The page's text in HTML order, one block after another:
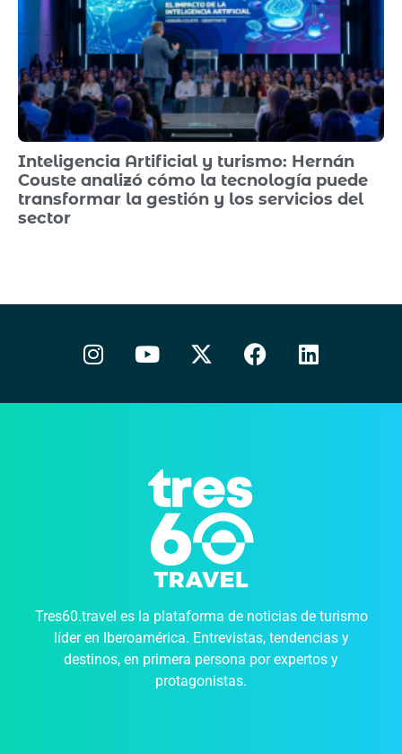
Inteligencia Artificial y turismo: Hernán
Couste analizó cómo la tecnología puede
transformar la gestión y los servicios del
sector
Tres60.travel es la plataforma de noticias de turismo
líder en Iberoamérica. Entrevistas, tendencias y
destinos, en primera persona por expertos y
protagonistas.